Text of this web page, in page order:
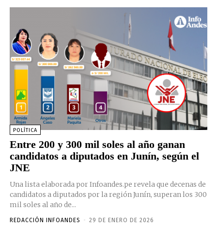
POLÍTICA
Entre 200 y 300 mil soles al año ganan
candidatos a diputados en Junín, según el
JNE
Una lista elaborada por Infoandes.pe revela que decenas de
candidatos a diputados por la región Junín, superan los 300
mil soles al año de...
REDACCIÓN INFOANDES - 29 DE ENERO DE 2026